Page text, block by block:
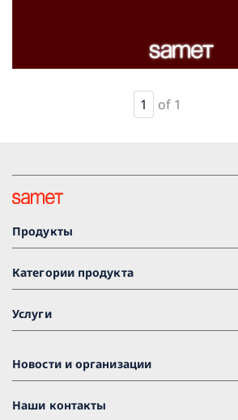
1 of 1
Продукты
Категории продукта
Услуги
Новости и организации
Наши контакты